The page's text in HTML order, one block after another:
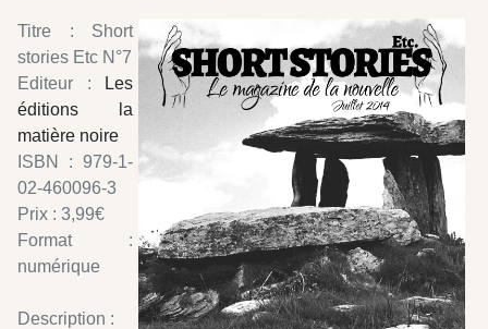
Titre : Short
stories Etc N°7
Editeur :
Les
éditions la
matière noire
ISBN : 979-1-
02-460096-3
Prix : 3,99€
Format :
numérique
Description :